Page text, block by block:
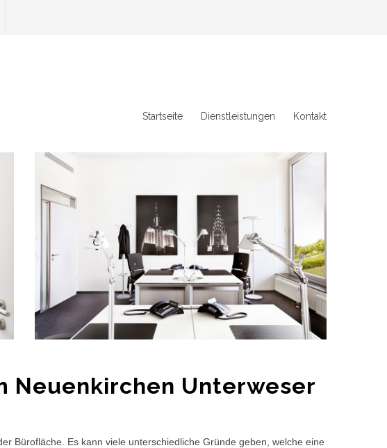
Startseite Dienstleistungen Kontakt
Neuenkirchen Unterweser
Bürofläche. Es kann viele unterschiedliche Gründe geben, welche eine